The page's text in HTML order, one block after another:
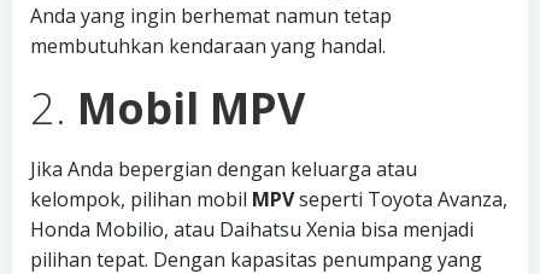
Anda yang ingin berhemat namun tetap
membutuhkan kendaraan yang handal.
2. Mobil MPV
Jika Anda bepergian dengan keluarga atau
kelompok, pilihan mobil MPVseperti Toyota Avanza,
Honda Mobilio, atau Daihatsu Xenia bisa menjadi
pilihan tepat. Dengan kapasitas penumpang yang